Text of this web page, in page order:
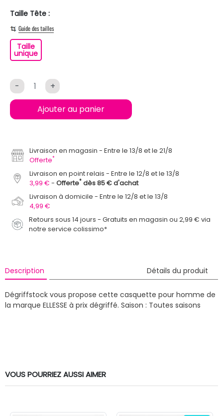
Taille Tête :
Guide des tailles
Taille
uniqueTaille unique
- +
Ajouter au panier
Livraison en magasin
Entre le 13/8 et le 21/8
Offerte*
Livraison en point relais
Entre le 12/8 et le 13/8
3,99 €
Offerte* dès 85 € d'achat
Livraison à domicile
Entre le 12/8 et le 13/8
4,99 €
Retours sous 14 jours - Gratuits en magasin ou 2,99 € via
notre service colissimo*
Description Détails du produit
Dégriffstock vous propose cette casquette pour homme de
la marque ELLESSE à prix dégriffé. Saison : Toutes saisons
VOUS POURRIEZ AUSSI AIMER